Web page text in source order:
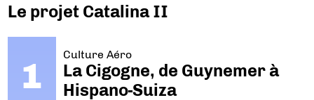
Le projet Catalina II
Culture Aéro
La Cigogne, de Guynemer à
Hispano-Suiza